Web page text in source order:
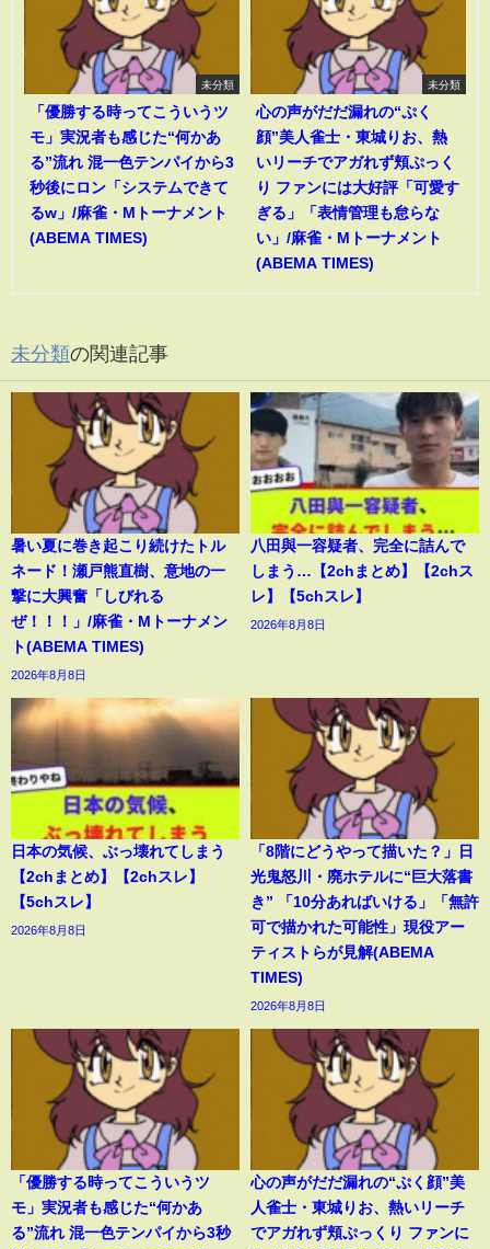
未分類
「優勝する時ってこういうツ
モ」実況者も感じた“何かあ
る”流れ 混一色テンパイから3
秒後にロン「システムできて
るw」/麻雀・Mトーナメント
(ABEMA TIMES)
未分類
心の声がだだ漏れの“ぷく
顔”美人雀士・東城りお、熱
いリーチでアガれず頬ぷっく
り ファンには大好評「可愛す
ぎる」「表情管理も怠らな
い」/麻雀・Mトーナメント
(ABEMA TIMES)
未分類の関連記事
暑い夏に巻き起こり続けたトル
ネード！瀬戸熊直樹、意地の一
撃に大興奮「しびれる
ぜ！！！」/麻雀・Mトーナメン
ト(ABEMA TIMES)
2026年8月8日
八田與一容疑者、完全に詰んで
しまう…【2chまとめ】【2chス
レ】【5chスレ】
2026年8月8日
日本の気候、ぶっ壊れてしまう
【2chまとめ】【2chスレ】
【5chスレ】
2026年8月8日
「8階にどうやって描いた？」日
光鬼怒川・廃ホテルに“巨大落書
き” 「10分あればいける」「無許
可で描かれた可能性」現役アー
ティストらが見解(ABEMA
TIMES)
2026年8月8日
「優勝する時ってこういうツ
モ」実況者も感じた“何かあ
る”流れ 混一色テンパイから3秒
心の声がだだ漏れの“ぷく顔”美
人雀士・東城りお、熱いリーチ
でアガれず頬ぷっくり ファンに